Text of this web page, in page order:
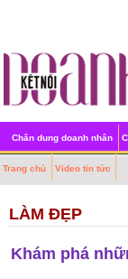
Chân dung doanh nhân
Trang chủ Video tin tức
LÀM ĐẸP
Khám phá